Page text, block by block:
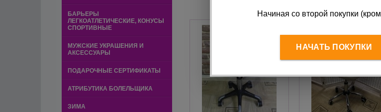
БАРЬЕРЫ
ЛЕГКОАТЛЕТИЧЕСКИЕ, КОНУСЫ
СПОРТИВНЫЕ
МУЖСКИЕ УКРАШЕНИЯ И
АКСЕССУАРЫ
ПОДАРОЧНЫЕ СЕРТИФИКАТЫ
АТРИБУТИКА БОЛЕЛЬЩИКА
ЗИМА
Начиная со второй покупки
НАЧАТЬ ПОКУПКИ